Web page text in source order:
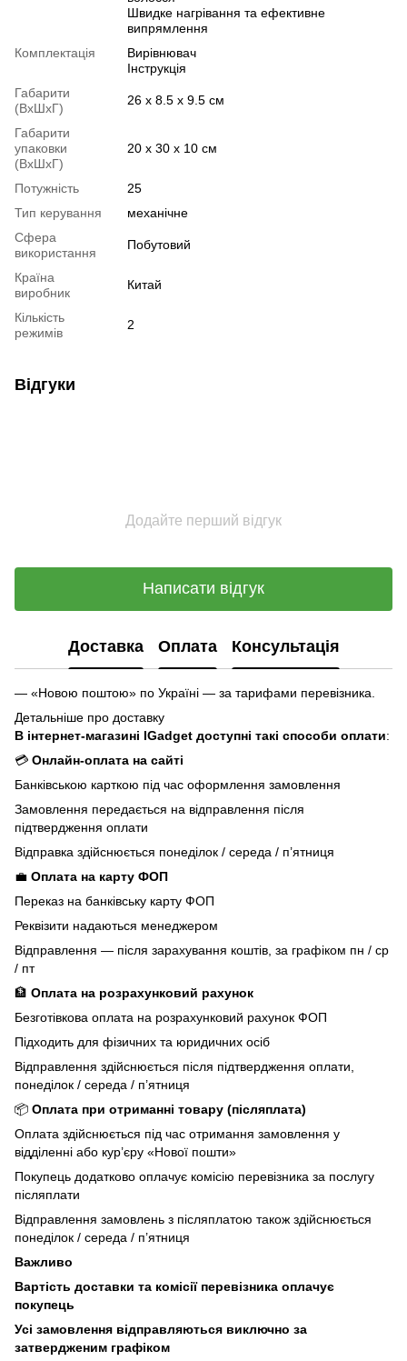
Швидке нагрівання та ефективне
випрямлення
Комплектація
Вирівнювач
Інструкція
Габарити
(ВхШхГ)
26 х 8.5 х 9.5 см
Габарити
упаковки
(ВхШхГ)
20 х 30 х 10 см
Потужність
25
Тип керування
механічне
Сфера
використання
Побутовий
Країна
виробник
Китай
Кількість
режимів
2
Відгуки
Додайте перший відгук
Написати відгук
Доставка Оплата Консультація
— «Новою поштою» по Україні — за тарифами перевізника.
Детальніше про доставку
В інтернет-магазині IGadget доступні такі способи оплати:
💳 Онлайн-оплата на сайті
Банківською карткою під час оформлення замовлення
Замовлення передається на відправлення після
підтвердження оплати
Відправка здійснюється понеділок / середа / п’ятниця
💼 Оплата на карту ФОП
Переказ на банківську карту ФОП
Реквізити надаються менеджером
Відправлення — після зарахування коштів, за графіком пн / ср
/ пт
🏦 Оплата на розрахунковий рахунок
Безготівкова оплата на розрахунковий рахунок ФОП
Підходить для фізичних та юридичних осіб
Відправлення здійснюється після підтвердження оплати,
понеділок / середа / п’ятниця
📦 Оплата при отриманні товару (післяплата)
Оплата здійснюється під час отримання замовлення у
відділенні або кур’єру «Нової пошти»
Покупець додатково оплачує комісію перевізника за послугу
післяплати
Відправлення замовлень з післяплатою також здійснюється
понеділок / середа / п’ятниця
Важливо
Вартість доставки та комісії перевізника оплачує
покупець
Усі замовлення відправляються виключно за
затвердженим графіком